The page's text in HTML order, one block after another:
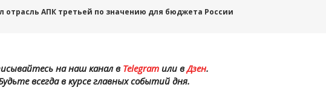
отрасль АПК третьей по значению для бюджета России
на наш канал вTelegramили вДзен.
всегда в курсе главных событий дня.